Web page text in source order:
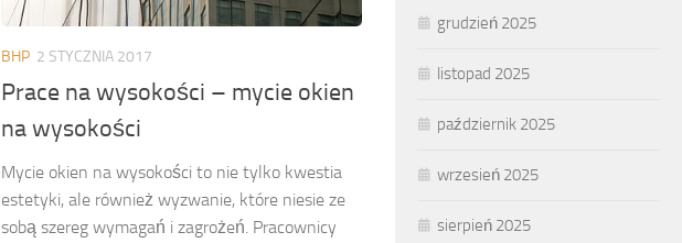
BHP 2 STYCZNIA 2017
Prace na wysokości – mycie okien
na wysokości
Mycie okien na wysokości to nie tylko kwestia
estetyki, ale również wyzwanie, które niesie ze
sobą szereg wymagań i zagrożeń. Pracownicy
grudzień 2025
listopad 2025
październik 2025
wrzesień 2025
sierpień 2025